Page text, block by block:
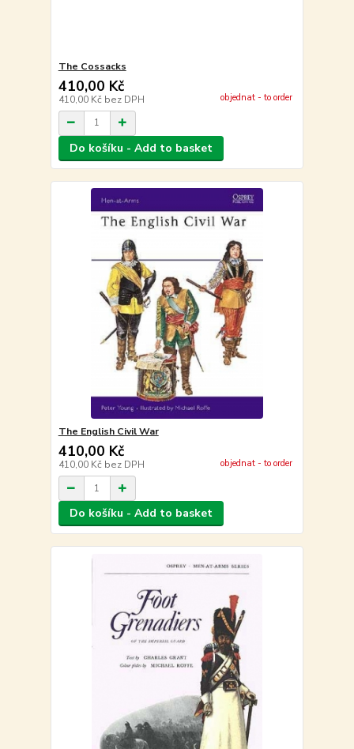
The Cossacks
410,00 Kč
410,00 Kč bez DPH objednat - to order
Do košíku - Add to basket
The English Civil War
410,00 Kč
410,00 Kč bez DPH objednat - to order
Do košíku - Add to basket